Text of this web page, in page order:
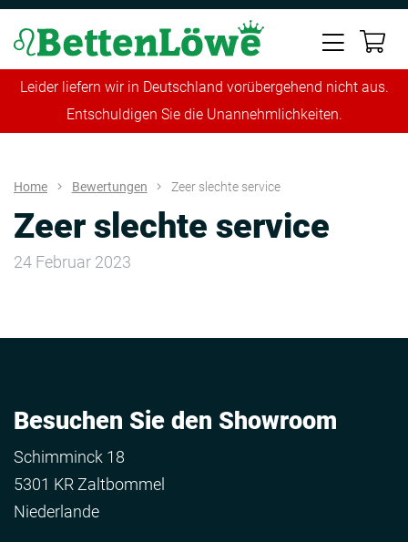
Leider liefern wir in Deutschland vorübergehend nicht aus.
Entschuldigen Sie die Unannehmlichkeiten.
Home Bewertungen Zeer slechte service
Zeer slechte service
24 Februar 2023
Besuchen Sie den Showroom
Schimminck 18
5301 KR Zaltbommel
Niederlande